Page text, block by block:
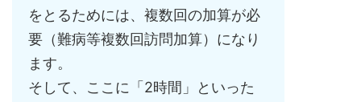
をとるためには、複数回の加算が必
要（難病等複数回訪問加算）になり
ます。
そして、ここに「2時間」といった